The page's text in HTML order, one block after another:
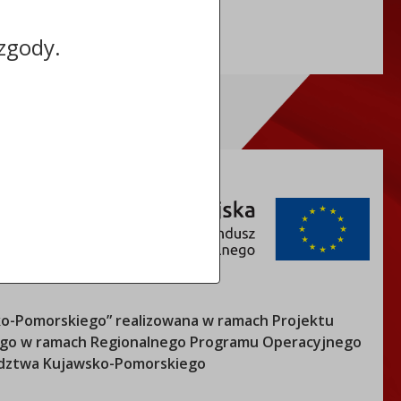
Pomorskiego” realizowana w ramach Projektu
w ramach Regionalnego Programu Operacyjnego
Kujawsko-Pomorskiego